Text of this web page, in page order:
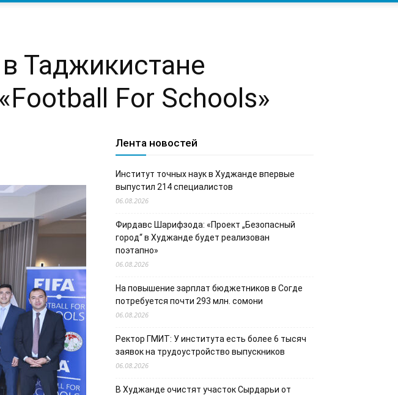
Таджикистане
For Schools»
Лента новостей
Институт точных наук в Худжанде впервые
выпустил 214 специалистов
06.08.2026
Фирдавс Шарифзода: «Проект „Безопасный
город“ в Худжанде будет реализован
поэтапно»
06.08.2026
На повышение зарплат бюджетников в Согде
потребуется почти 293 млн. сомони
06.08.2026
Ректор ГМИТ: У института есть более 6 тысяч
заявок на трудоустройство выпускников
06.08.2026
В Худжанде очистят участок Сырдарьи от